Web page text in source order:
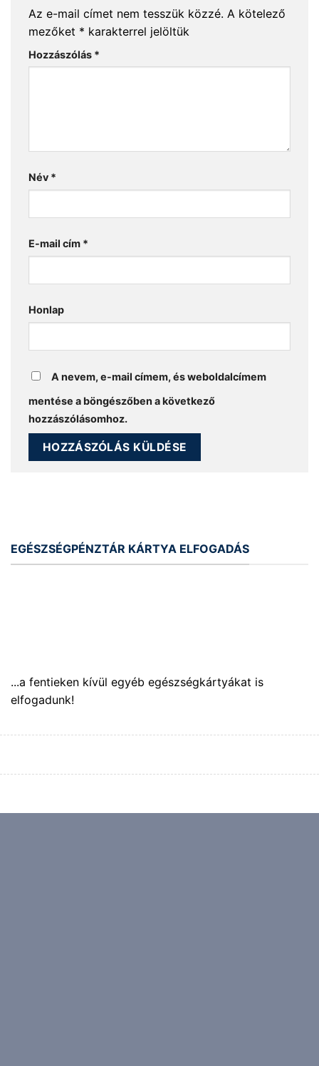
Az e-mail címet nem tesszük közzé. A kötelező
mezőket * karakterrel jelöltük
Hozzászólás *
Név *
E-mail cím *
Honlap
A nevem, e-mail címem, és weboldalcímem
mentése a böngészőben a következő
hozzászólásomhoz.
EGÉSZSÉGPÉNZTÁR KÁRTYA ELFOGADÁS
...a fentieken kívül egyéb egészségkártyákat is
elfogadunk!